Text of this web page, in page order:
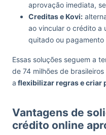
aprovação imediata,
Creditas e Kovi:
ao vincular o crédito a
quitado ou
Essas soluções seguem a
de 74 milhões de
a flexibilizar regras e criar
Vantagens de
crédito online